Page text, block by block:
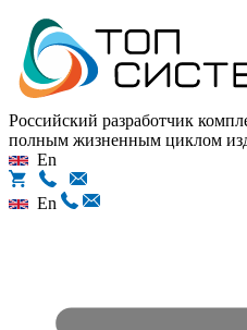
Российский разработчик
полным жизненным циклом
En
En